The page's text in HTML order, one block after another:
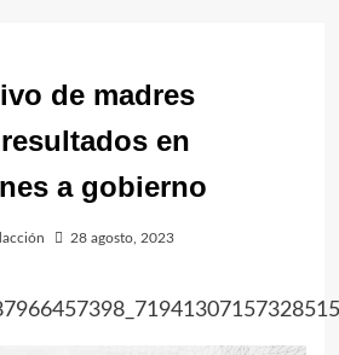
de madres
en
a gobierno
28 agosto, 2023